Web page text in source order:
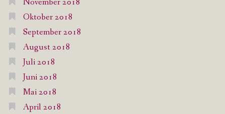
November 2018
Oktober 2018
September 2018
August 2018
Juli 2018
Juni 2018
Mai 2018
April 2018